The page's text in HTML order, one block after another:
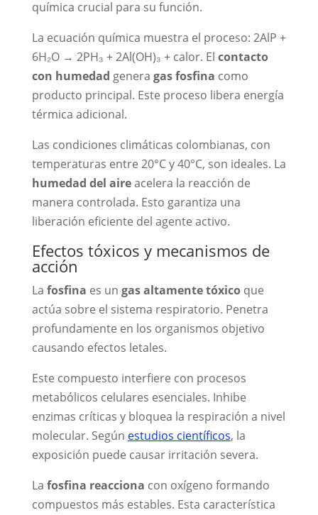
química crucial para su función.
La ecuación química muestra el proceso: 2AlP +
6H₂O → 2PH₃ + 2Al(OH)₃ + calor. El contacto
con humedad genera gas fosfina como
producto principal. Este proceso libera energía
térmica adicional.
Las condiciones climáticas colombianas, con
temperaturas entre 20°C y 40°C, son ideales. La
humedad del aireacelera la reacción de
manera controlada. Esto garantiza una
liberación eficiente del agente activo.
Efectos tóxicos y mecanismos de
acción
La fosfina es un gas altamente tóxicoque
actúa sobre el sistema respiratorio. Penetra
profundamente en los organismos objetivo
causando efectos letales.
Este compuesto interfiere con procesos
metabólicos celulares esenciales. Inhibe
enzimas críticas y bloquea la respiración a nivel
molecular. Según estudios científicos, la
exposición puede causar irritación severa.
La fosfina reacciona con oxígeno formando
compuestos más estables. Esta característica